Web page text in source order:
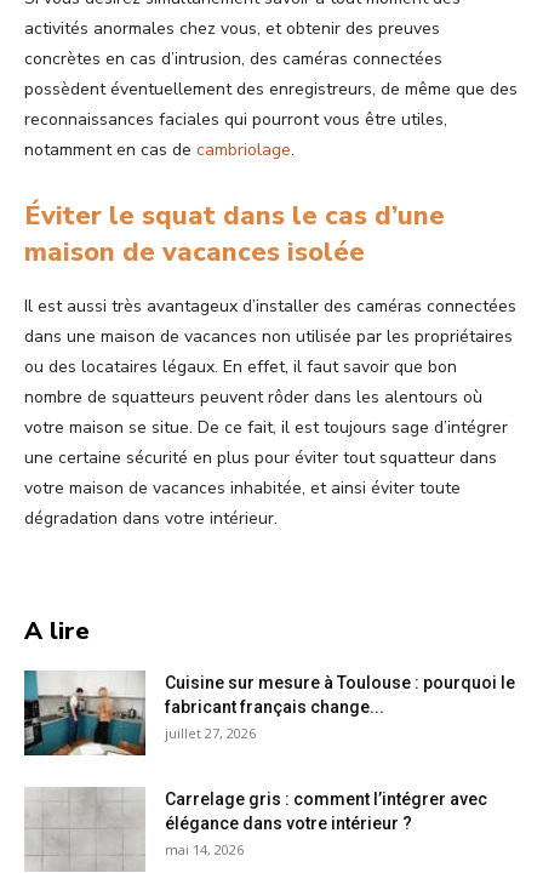
activités anormales chez vous, et obtenir des preuves
concrètes en cas d’intrusion, des caméras connectées
possèdent éventuellement des enregistreurs, de même que des
reconnaissances faciales qui pourront vous être utiles,
notamment en cas de cambriolage.
Éviter le squat dans le cas d’une
maison de vacances isolée
Il est aussi très avantageux d’installer des caméras connectées
dans une maison de vacances non utilisée par les propriétaires
ou des locataires légaux. En effet, il faut savoir que bon
nombre de squatteurs peuvent rôder dans les alentours où
votre maison se situe. De ce fait, il est toujours sage d’intégrer
une certaine sécurité en plus pour éviter tout squatteur dans
votre maison de vacances inhabitée, et ainsi éviter toute
dégradation dans votre intérieur.
A lire
Cuisine sur mesure à Toulouse : pourquoi le
fabricant français change...
juillet 27, 2026
Carrelage gris : comment l’intégrer avec
élégance dans votre intérieur ?
mai 14, 2026